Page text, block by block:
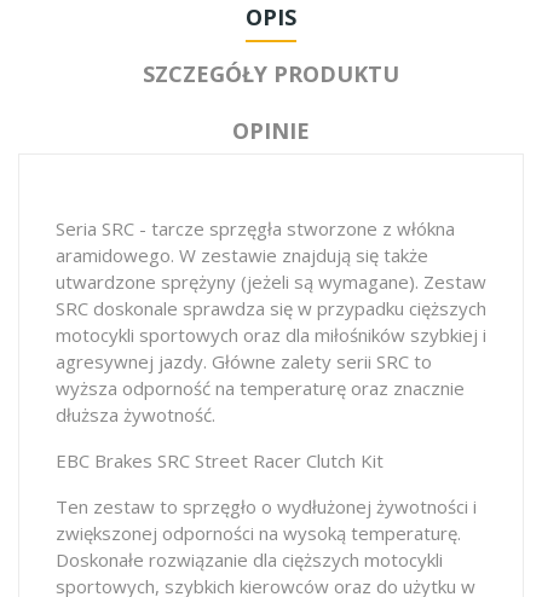
OPIS
SZCZEGÓŁY PRODUKTU
OPINIE
Seria SRC - tarcze sprzęgła stworzone z włókna
aramidowego. W zestawie znajdują się także
utwardzone sprężyny (jeżeli są wymagane). Zestaw
SRC doskonale sprawdza się w przypadku cięższych
motocykli sportowych oraz dla miłośników szybkiej i
agresywnej jazdy. Główne zalety serii SRC to
wyższa odporność na temperaturę oraz znacznie
dłuższa żywotność.
EBC Brakes SRC Street Racer Clutch Kit
Ten zestaw to sprzęgło o wydłużonej żywotności i
zwiększonej odporności na wysoką temperaturę.
Doskonałe rozwiązanie dla cięższych motocykli
sportowych, szybkich kierowców oraz do użytku w